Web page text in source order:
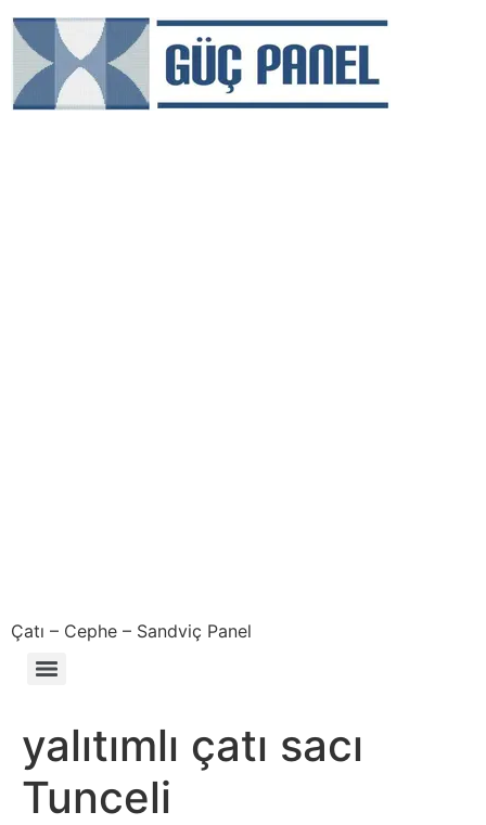
Çatı – Cephe – Sandviç Panel
yalıtımlı çatı sacı
Tunceli